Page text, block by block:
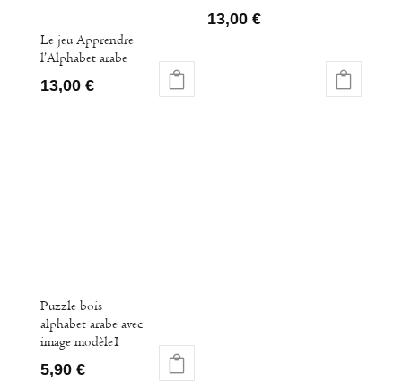
Le jeu Apprendre
l’Alphabet arabe
13,00 €
13,00€
Puzzle bois
alphabet arabe avec
image modèle1
5,90 €